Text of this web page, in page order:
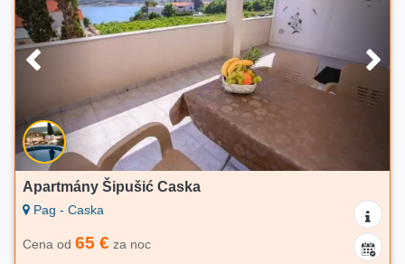
Apartmány Šipušić Caska
Pag - Caska
Cena od 65 € za noc